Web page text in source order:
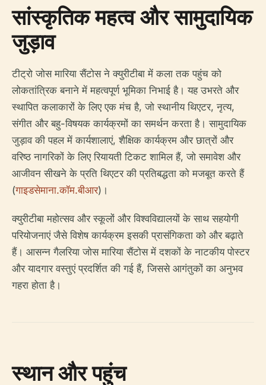
सांस्कृतिक महत्व और सामुदायिक
जुड़ाव
टीट्रो जोस मारिया सैंटोस ने क्युरीटीबा में कला तक पहुंच को
लोकतांत्रिक बनाने में महत्वपूर्ण भूमिका निभाई है। यह उभरते और
स्थापित कलाकारों के लिए एक मंच है, जो स्थानीय थिएटर, नृत्य,
संगीत और बहु-विषयक कार्यक्रमों का समर्थन करता है। सामुदायिक
जुड़ाव की पहल में कार्यशालाएं, शैक्षिक कार्यक्रम और छात्रों और
वरिष्ठ नागरिकों के लिए रियायती टिकट शामिल हैं, जो समावेश और
आजीवन सीखने के प्रति थिएटर की प्रतिबद्धता को मजबूत करते हैं
(गाइडसेमाना.कॉम.बीआर)।
क्युरीटीबा महोत्सव और स्कूलों और विश्वविद्यालयों के साथ सहयोगी
परियोजनाएं जैसे विशेष कार्यक्रम इसकी प्रासंगिकता को और बढ़ाते
हैं। आसन्न गैलरिया जोस मारिया सैंटोस में दशकों के नाटकीय पोस्टर
और यादगार वस्तुएं प्रदर्शित की गई हैं, जिससे आगंतुकों का अनुभव
गहरा होता है।
स्थान और पहुंच